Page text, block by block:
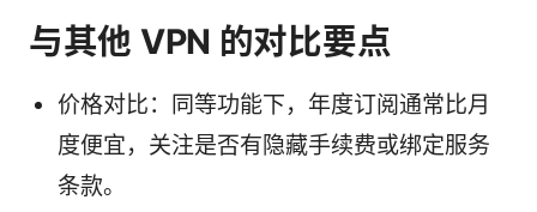
与其他 VPN 的对比要点
价格对比：同等功能下，年度订阅通常比月
度便宜，关注是否有隐藏手续费或绑定服务
条款。